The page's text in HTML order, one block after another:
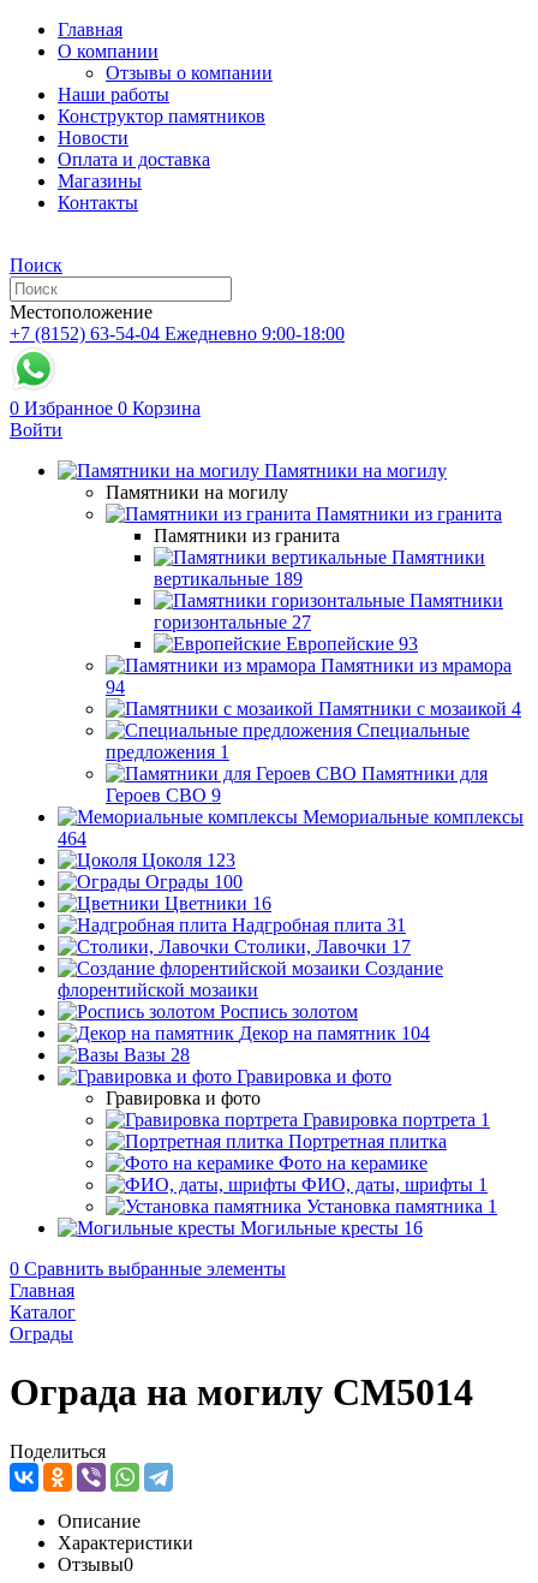
Главная
О компании
Отзывы о компании
Наши работы
Конструктор памятников
Новости
Оплата и доставка
Магазины
Контакты
Поиск
Местоположение
+7 (8152) 63-54-04 Ежедневно 9:00-18:00
0 Избранное 0 Корзина
Войти
Памятники на могилу
Памятники на могилу
Памятники из гранита
Памятники из гранита
Памятники
вертикальные 189
Памятники
горизонтальные 27
Европейские 93
Памятники из мрамора
94
Памятники с мозаикой 4
Специальные
предложения 1
Памятники для
Героев СВО 9
Мемориальные комплексы
464
Цоколя 123
Ограды 100
Цветники 16
Надгробная плита 31
Столики, Лавочки 17
Создание
флорентийской мозаики
Роспись золотом
Декор на памятник 104
Вазы 28
Гравировка и фото
Гравировка и фото
Гравировка портрета 1
Портретная плитка
Фото на керамике
ФИО, даты, шрифты 1
Установка памятника 1
Могильные кресты 16
0 Сравнить выбранные элементы
Главная
Каталог
Ограды
Ограда на могилу CM5014
Поделиться
Описание
Характеристики
Отзывы0